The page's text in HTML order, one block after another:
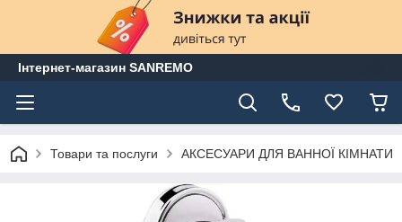
Інтернет-магазин SANREMO
Товари та послуги АКСЕСУАРИ ДЛЯ ВАННОЇ КІМНАТИ